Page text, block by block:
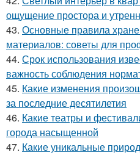
ощущение простора и
43. Основные правила
материалов: советы для
44. Срок использования
важность соблюдения
45. Какие изменения
за последние десятилетия
46. Какие театры и
города насыщенной
47. Какие уникальные